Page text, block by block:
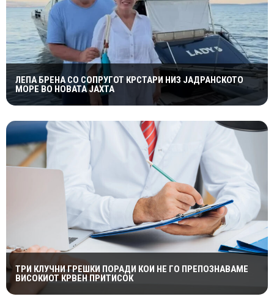
ЛЕПА БРЕНА СО СОПРУГОТ КРСТАРИ НИЗ ЈАДРАНСКОТО
МОРЕ ВО НОВАТА ЈАХТА
ТРИ КЛУЧНИ ГРЕШКИ ПОРАДИ КОИ НЕ ГО ПРЕПОЗНАВАМЕ
ВИСОКИОТ КРВЕН ПРИТИСОК